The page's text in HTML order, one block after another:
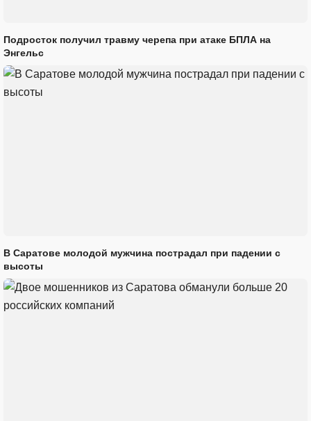
Подросток получил травму черепа при атаке БПЛА на
Энгельс
В Саратове молодой мужчина пострадал при падении с
высоты